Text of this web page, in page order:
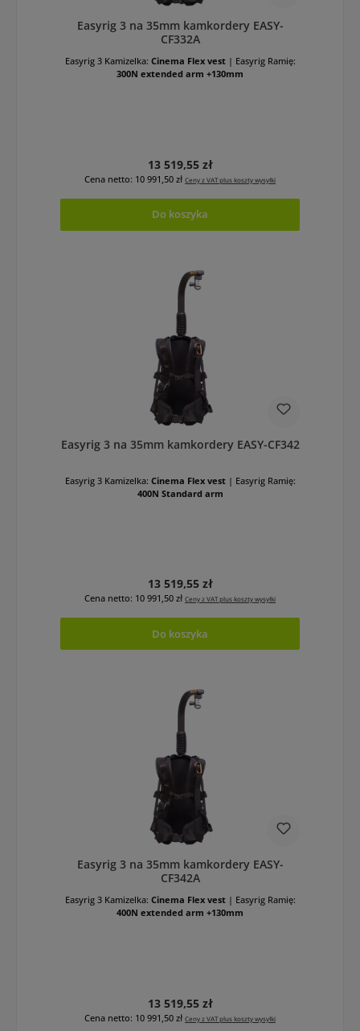
Easyrig 3 na 35mm kamkordery EASY-
CF332A
Easyrig 3 Kamizelka: Cinema Flex vest | Easyrig Ramię:
300N extended arm +130mm
Cena regularna:
13 519,55 zł
Cena netto: 10 991,50 zł Ceny z VAT plus koszty wysyłki
Do koszyka
Easyrig 3 na 35mm kamkordery EASY-CF342
Easyrig 3 Kamizelka: Cinema Flex vest | Easyrig Ramię:
400N Standard arm
Cena regularna:
13 519,55 zł
Cena netto: 10 991,50 zł Ceny z VAT plus koszty wysyłki
Do koszyka
Easyrig 3 na 35mm kamkordery EASY-
CF342A
Easyrig 3 Kamizelka: Cinema Flex vest | Easyrig Ramię:
400N extended arm +130mm
Cena regularna:
13 519,55 zł
Cena netto: 10 991,50 zł Ceny z VAT plus koszty wysyłki